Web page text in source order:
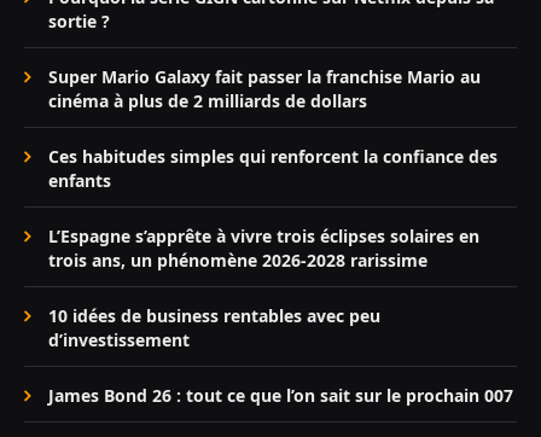
sortie ?
Super Mario Galaxy fait passer la franchise Mario au
cinéma à plus de 2 milliards de dollars
Ces habitudes simples qui renforcent la confiance des
enfants
L’Espagne s’apprête à vivre trois éclipses solaires en
trois ans, un phénomène 2026-2028 rarissime
10 idées de business rentables avec peu
d’investissement
James Bond 26 : tout ce que l’on sait sur le prochain 007